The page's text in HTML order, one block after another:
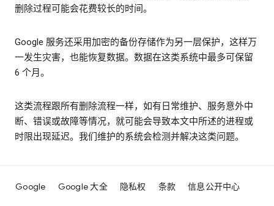
删除过程可能会花费较长的时间。
Google 服务还采用加密的备份存储作为另一层保护，这样万
一发生灾害，也能恢复数据。数据在这类系统中最多可保留
6 个月。
这类流程跟所有删除流程一样，如有日常维护、服务意外中
断、错误或故障等情况，就可能会导致本文中所述的进程或
时限出现延迟。我们维护的系统会检测并解决这类问题。
Google Google 大全 隐私权 条款 信息公开中心